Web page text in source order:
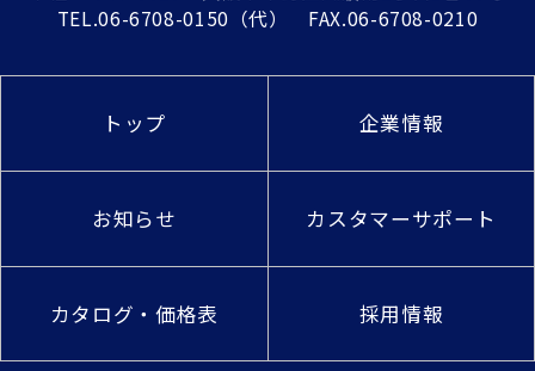
TEL.06-6708-0150 （代） FAX.06-6708-0210
トップ 企業情報
お知らせ カスタマーサポート
カタログ・価格表 採用情報